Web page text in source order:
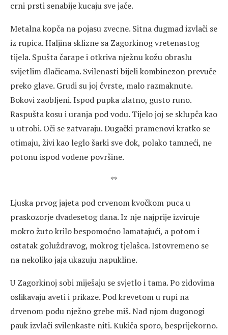
crni prsti senabije kucaju sve jače.
Metalna kopča na pojasu zvecne. Sitna dugmad izvlači se
iz rupica. Haljina sklizne sa Zagorkinog vretenastog
tijela. Spušta čarape i otkriva nježnu kožu obraslu
svijetlim dlačicama. Svilenasti bijeli kombinezon prevuče
preko glave. Grudi su joj čvrste, malo razmaknute.
Bokovi zaobljeni. Ispod pupka zlatno, gusto runo.
Raspušta kosu i uranja pod vodu. Tijelo joj se sklupča kao
u utrobi. Oči se zatvaraju. Dugački pramenovi kratko se
otimaju, živi kao leglo šarki sve dok, polako tamneći, ne
potonu ispod vodene površine.
**
Ljuska prvog jajeta pod crvenom kvočkom puca u
praskozorje dvadesetog dana. Iz nje najprije izviruje
mokro žuto krilo bespomoćno lamatajući, a potom i
ostatak goluždravog, mokrog tjelašca. Istovremeno se
na nekoliko jaja ukazuju napukline.
U Zagorkinoj sobi miješaju se svjetlo i tama. Po zidovima
oslikavaju aveti i prikaze. Pod krevetom u rupi na
drvenom podu nježno grebe miš. Nad njom dugonogi
pauk izvlači svilenkaste niti. Kukiča sporo, besprijekorno.